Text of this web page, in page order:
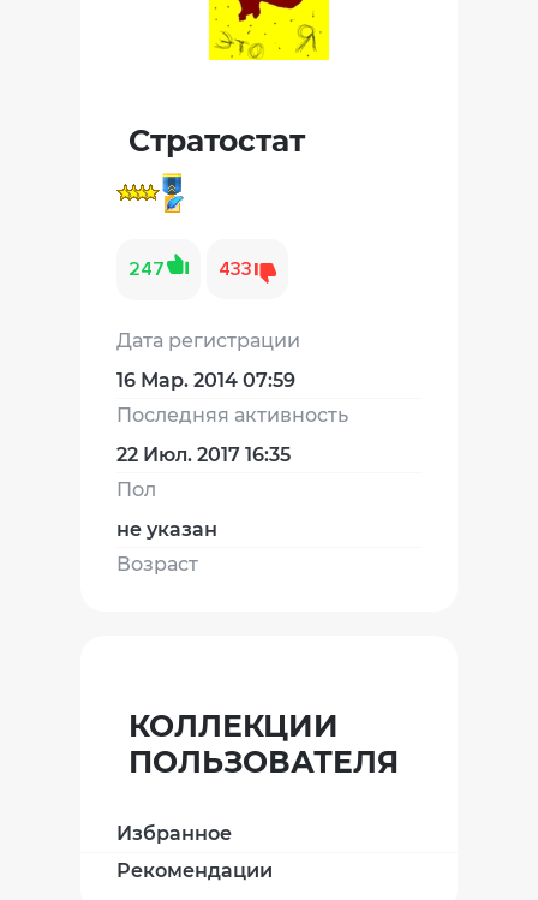
Стратостат
247 433
Дата регистрации
16 Мар. 2014 07:59
Последняя активность
22 Июл. 2017 16:35
Пол
не указан
Возраст
КОЛЛЕКЦИИ
ПОЛЬЗОВАТЕЛЯ
Избранное
Рекомендации